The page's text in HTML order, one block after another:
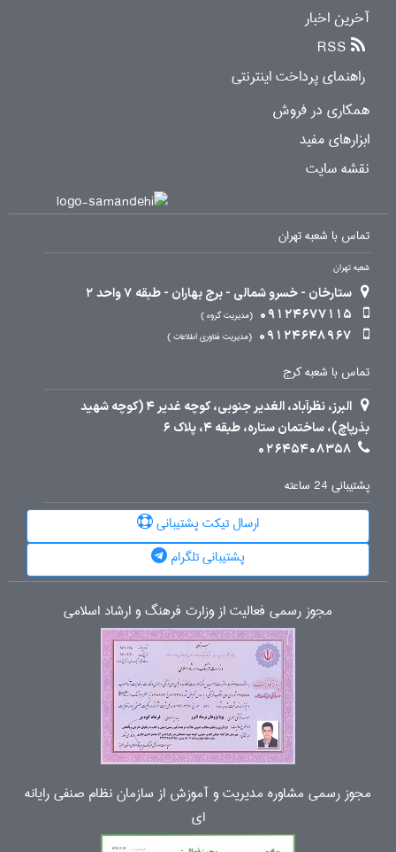
آخرین اخبار
RSS
راهنمای پرداخت اینترنتی
همکاری در فروش
ابزارهای مفید
نقشه سایت
تماس با شعبه تهران
شعبه تهران
ستارخان - خسرو شمالی - برج بهاران - طبقه 7 واحد 2
09124677115
مدیریت گروه
09124648967 مدیریت فناوری اطلاعات
تماس با شعبه کرج
البرز، نظرآباد، الغدیر جنوبی، کوچه غدیر 4 (کوچه شهید
بذرپاچ)، ساختمان ستاره، طبقه 4، پلاک 6
02645408358
پشتیبانی 24 ساعته
ارسال تیکت پشتیبانی
پشتیبانی تلگرام
مجوز رسمی فعالیت از وزارت فرهنگ و ارشاد اسلامی
مجوز رسمی مشاوره مدیریت و آموزش از سازمان نظام صنفی رایانه
ای